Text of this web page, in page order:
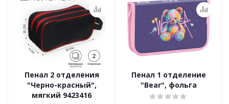
Пенал 2 отделения
"Черно-красный",
мягкий 9423416
Пенал 1 отделение
"Bear", фольга